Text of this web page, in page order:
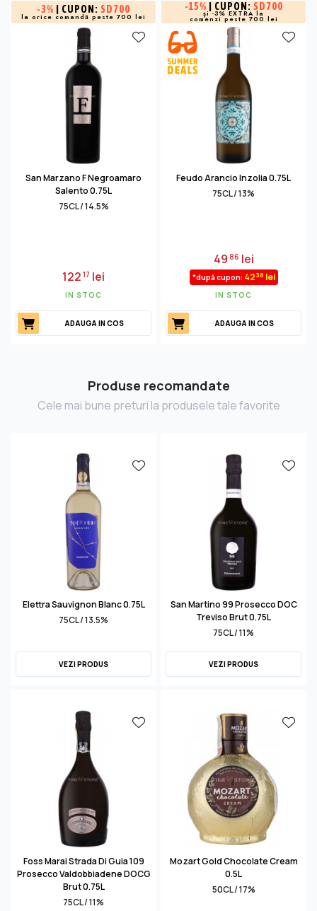
-3% | CUPON: SD700
la orice comandă peste 700 lei
San Marzano F Negroamaro
Salento 0.75L
75CL / 14.5%
12217 lei
IN STOC
ADAUGA IN COS
-15% | CUPON: SD700
și -3% EXTRA la
comenzi peste 700 lei
Feudo Arancio Inzolia 0.75L
75CL / 13%
4986 lei
*după cupon: 4238 lei
IN STOC
ADAUGA IN COS
Produse recomandate
Cele mai bune preturi la produsele tale favorite
Elettra Sauvignon Blanc 0.75L
75CL / 13.5%
VEZI PRODUS
San Martino 99 Prosecco DOC
Treviso Brut 0.75L
75CL / 11%
VEZI PRODUS
Foss Marai Strada Di Guia 109
Prosecco Valdobbiadene DOCG
Brut 0.75L
75CL / 11%
Mozart Gold Chocolate Cream
0.5L
50CL / 17%